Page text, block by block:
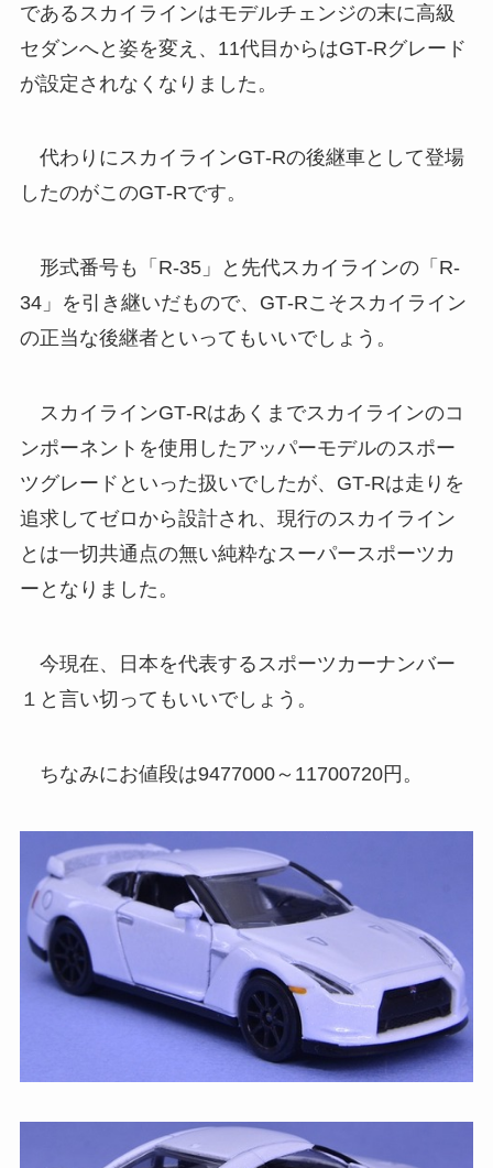
であるスカイラインはモデルチェンジの末に高級
セダンへと姿を変え、11代目からはGT‐Rグレード
が設定されなくなりました。
代わりにスカイラインGT‐Rの後継車として登場
したのがこのGT‐Rです。
形式番号も「R‐35」と先代スカイラインの「R‐
34」を引き継いだもので、GT‐Rこそスカイライン
の正当な後継者といってもいいでしょう。
スカイラインGT‐Rはあくまでスカイラインのコ
ンポーネントを使用したアッパーモデルのスポー
ツグレードといった扱いでしたが、GT‐Rは走りを
追求してゼロから設計され、現行のスカイライン
とは一切共通点の無い純粋なスーパースポーツカ
ーとなりました。
今現在、日本を代表するスポーツカーナンバー
１と言い切ってもいいでしょう。
ちなみにお値段は9477000～11700720円。